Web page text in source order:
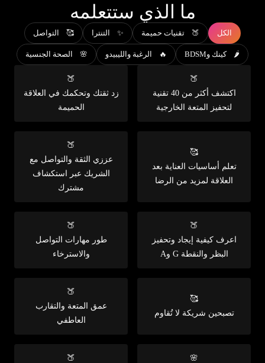
ما الذي ستتعلمه
الكل 🍑 تقنيات حميمة ✨ التنترا 🥰 التواصل
🌶️ كينك وBDSM 🔥 الرغبة والليبيدو 🌸 الصحة الجنسية
🍑
اكتشف أكثر من 40 تقنية
لتحفيز المتعة الخارجية
🍑
زد ثقتك وتحكمك في العلاقة
الحميمة
🥰
تعلم أساسيات العناية بعد
العلاقة لمزيد من الرضا
🍑
عززي الثقة والتواصل مع
الشريك عبر استكشاف
مشترك
🍑
اعرف كيفية إيجاد وتحفيز
البظر والنقطة G وA
🍑
طور مهارات التواصل
والاسترخاء
🥰
تصبحين شريكة لا تُقاوم
🍑
عمق المتعة والتقارب
العاطفي
🌸
🍑